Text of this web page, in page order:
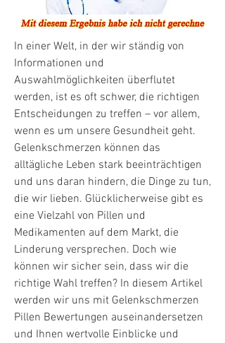
In einer Welt, in der wir ständig von
Informationen und
Auswahlmöglichkeiten überflutet
werden, ist es oft schwer, die richtigen
Entscheidungen zu treffen – vor allem,
wenn es um unsere Gesundheit geht.
Gelenkschmerzen können das
alltägliche Leben stark beeinträchtigen
und uns daran hindern, die Dinge zu tun,
die wir lieben. Glücklicherweise gibt es
eine Vielzahl von Pillen und
Medikamenten auf dem Markt, die
Linderung versprechen. Doch wie
können wir sicher sein, dass wir die
richtige Wahl treffen? In diesem Artikel
werden wir uns mit Gelenkschmerzen
Pillen Bewertungen auseinandersetzen
und Ihnen wertvolle Einblicke und